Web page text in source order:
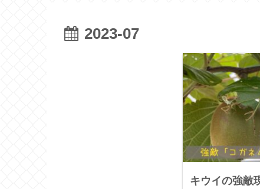
2023-07
キウイの強敵